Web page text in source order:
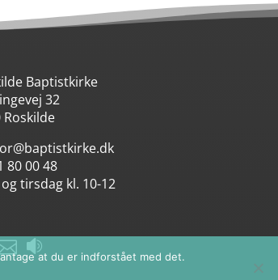
Baptistkirke
32
Roskilde
80 00 48
tirsdag kl. 10-12

at du er indforstået med det.